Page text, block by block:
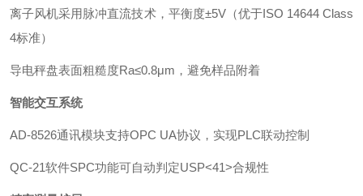
离子风机采用脉冲直流技术，平衡度±5V（优于ISO 14644 Class
4标准）
导电秤盘表面粗糙度Ra≤0.8μm，避免样品附着
智能交互系统
AD-8526通讯模块支持OPC UA协议，实现PLC联动控制
QC-21软件SPC功能可自动判定USP<41>合规性